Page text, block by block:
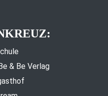
& Be Verlag